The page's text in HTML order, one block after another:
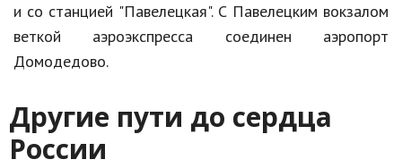
и со станцией "Павелецкая". С Павелецким вокзалом
веткой аэроэкспресса соединен аэропорт
Домодедово.
Другие пути до сердца
России